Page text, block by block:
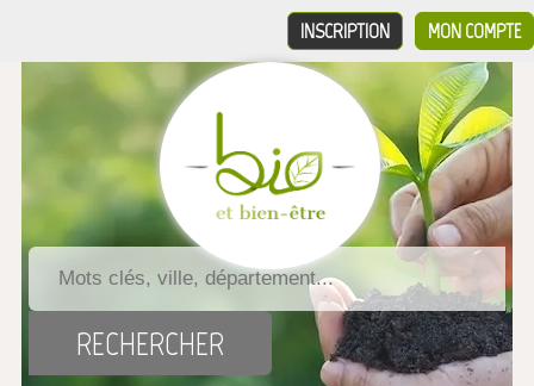
MON COMPTE
INSCRIPTION